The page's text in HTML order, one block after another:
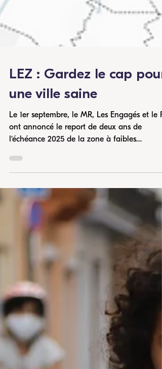
LEZ : Gardez le cap pour
une ville saine
Le 1er septembre, le MR, Les Engagés et le
ont annoncé le report de deux ans de
l’échéance 2025 de la zone à faibles
émissions (LEZ) à...